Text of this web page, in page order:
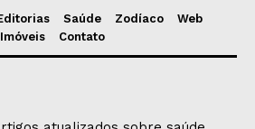
Saúde Zodíaco
Web
Imóveis
Contato